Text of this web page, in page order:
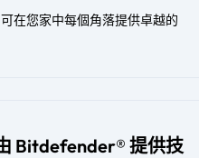
在您家中每個角落提供卓越的
Bitdefender® 提供技